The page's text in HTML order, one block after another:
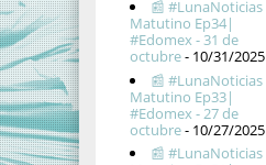
📰 #LunaNoticias
Matutino Ep34|
#Edomex - 31 de
octubre- 10/31/2025
📰 #LunaNoticias
Matutino Ep33|
#Edomex - 27 de
octubre- 10/27/2025
📰 #LunaNoticias